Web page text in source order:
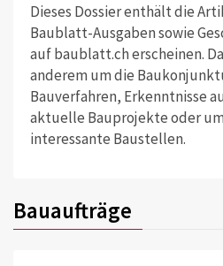
Dieses Dossier enthält die
Baublatt-Ausgaben sowie
auf baublatt.ch erscheinen.
anderem um die
Bauverfahren, Erkenntnisse
aktuelle Bauprojekte oder
interessante Baustellen.
Bauaufträge